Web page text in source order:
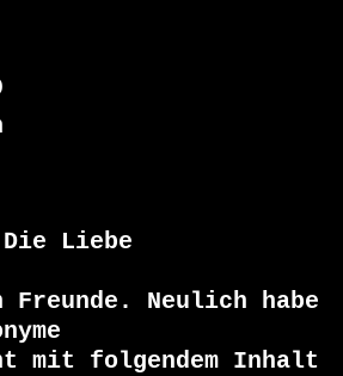
Liebe
Freunde. Neulich habe
mit folgendem Inhalt